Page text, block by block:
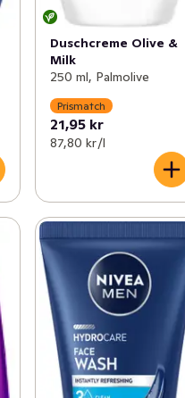
Duschcreme Olive &
Milk
250 ml, Palmolive
Prismatch
21,95 kr
87,80 kr /l